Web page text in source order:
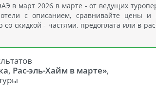
в март 2026 в марте - от ведущих
с описанием, сравнивайте цены и
скидкой - частями, предоплата или в
Рас-эль-Хайм в марте»,